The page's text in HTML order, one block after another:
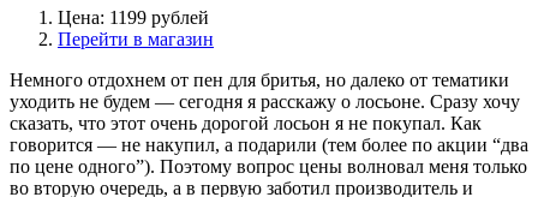
Цена: 1199 рублей
Перейти в магазин
Немного отдохнем от пен для бритья, но далеко от тематики
уходить не будем — сегодня я расскажу о лосьоне. Сразу хочу
сказать, что этот очень дорогой лосьон я не покупал. Как
говорится — не накупил, а подарили (тем более по акции “два
по цене одного”). Поэтому вопрос цены волновал меня только
во вторую очередь, а в первую заботил производитель и